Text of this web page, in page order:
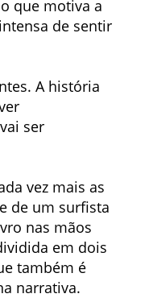
que motiva a
de sentir
A história
ser
vez mais as
de um surfista
nas mãos
em dois
também é
narrativa.